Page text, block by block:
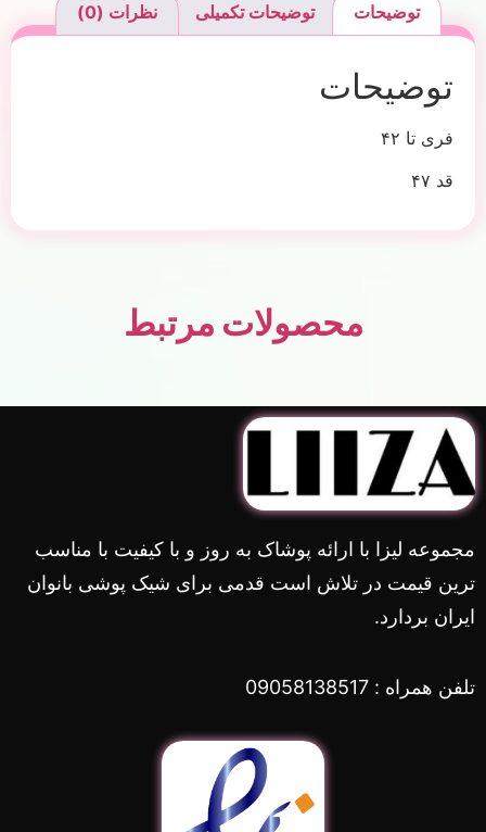
توضیحات توضیحات تکمیلی نظرات (0)
توضیحات
فری تا ۴۲
قد ۴۷
محصولات مرتبط
مجموعه لیزا با ارائه پوشاک به روز و با کیفیت با مناسب
ترین قیمت در تلاش است قدمی برای شیک پوشی بانوان
ایران بردارد.
تلفن همراه : 09058138517